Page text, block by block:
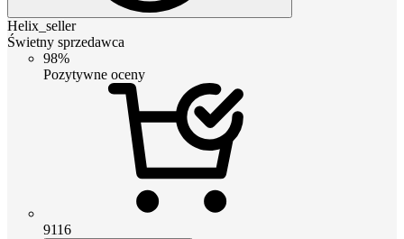
Helix_seller
Świetny sprzedawca
98%
Pozytywne oceny
9116